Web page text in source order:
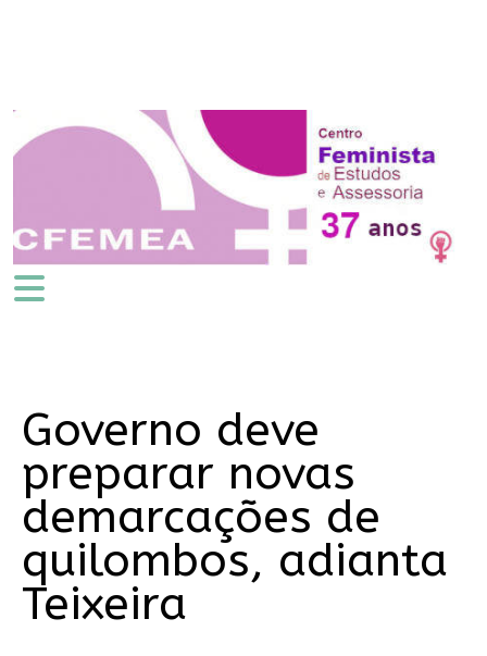
Governo deve
preparar novas
demarcações de
quilombos, adianta
Teixeira